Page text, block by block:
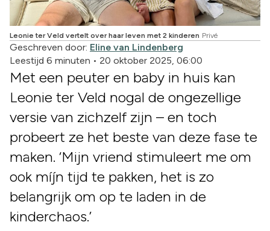
Leonie ter Veld vertelt over haar leven met 2 kinderen Privé
Geschreven door: Eline van Lindenberg
Leestijd 6 minuten • 20 oktober 2025, 06:00
Met een peuter en baby in huis kan
Leonie ter Veld nogal de ongezellige
versie van zichzelf zijn – en toch
probeert ze het beste van deze fase te
maken. ‘Mijn vriend stimuleert me om
ook míjn tijd te pakken, het is zo
belangrijk om op te laden in de
kinderchaos.’